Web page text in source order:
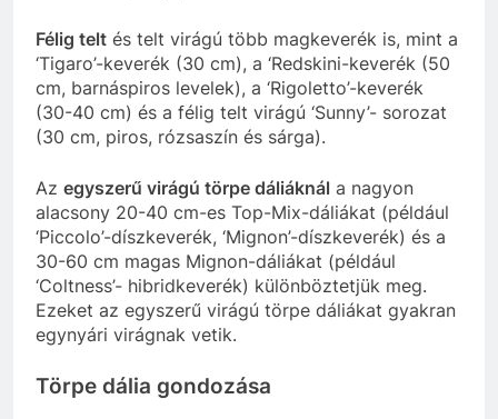
Félig telt és telt virágú több magkeverék is, mint a
‘Tigaro’-keverék (30 cm), a ‘Redskini-keverék (50
cm, barnáspiros levelek), a ‘Rigoletto’-keverék
(30-40 cm) és a félig telt virágú ‘Sunny’- sorozat
(30 cm, piros, rózsaszín és sárga).
Az egyszerű virágú törpe dáliáknál a nagyon
alacsony 20-40 cm-es Top-Mix-dáliákat (például
‘Piccolo’-díszkeverék, ‘Mignon’-díszkeverék) és a
30-60 cm magas Mignon-dáliákat (például
‘Coltness’- hibridkeverék) különböztetjük meg.
Ezeket az egyszerű virágú törpe dáliákat gyakran
egynyári virágnak vetik.
Törpe dália gondozása